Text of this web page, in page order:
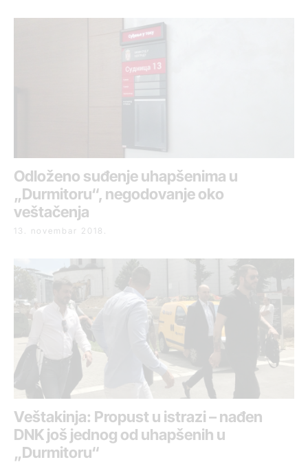
Odloženo suđenje uhapšenima u
„Durmitoru“, negodovanje oko
veštačenja
13. novembar 2018.
Veštakinja: Propust u istrazi – nađen
DNK još jednog od uhapšenih u
„Durmitoru“